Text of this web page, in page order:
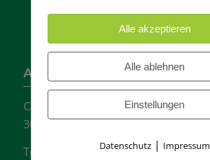
Adresse
Carl-Loges-Str.12
30657 Hannover
Tel.: + 49 511- 6046340
Alle akzeptieren
Alle ablehnen
Einstellungen
Datenschutz| Impressum